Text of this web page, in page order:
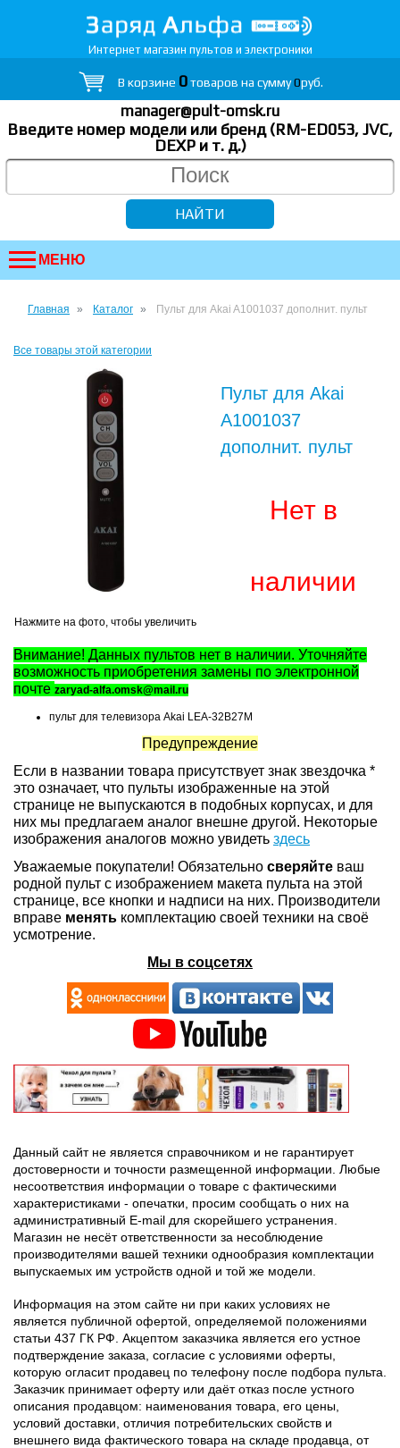
Интернет магазин пультов и электроники
В корзине 0товаров на сумму0руб.
manager@pult-omsk.ru
Введите номер модели или бренд (RM-ED053, JVC,
DEXP и т. д.)
МЕНЮ
Главная Каталог Пульт для Akai A1001037 дополнит. пульт
Все товары этой категории
Нажмите на фото, чтобы увеличить
Пульт для Akai
A1001037
дополнит. пульт
Нет в
наличии
Внимание! Данных пультов нет в наличии. Уточняйте
возможность приобретения замены по электронной
почте zaryad-alfa.omsk@mail.ru
пульт для телевизора Akai LEA-32B27M
Предупреждение
Если в названии товара присутствует знак звездочка *
это означает, что пульты изображенные на этой
странице не выпускаются в подобных корпусах, и для
них мы предлагаем аналог внешне другой. Некоторые
изображения аналогов можно увидеть здесь
Уважаемые покупатели! Обязательно сверяйте ваш
родной пульт с изображением макета пульта на этой
странице, все кнопки и надписи на них. Производители
вправе менять комплектацию своей техники на своё
усмотрение.
Мы в соцсетях
Данный сайт не является справочником и не гарантирует
достоверности и точности размещенной информации. Любые
несоответствия информации о товаре с фактическими
характеристиками - опечатки, просим сообщать о них на
административный E-mail для скорейшего устранения.
Магазин не несёт ответственности за несоблюдение
производителями вашей техники однообразия комплектации
выпускаемых им устройств одной и той же модели.
Информация на этом сайте ни при каких условиях не
является публичной офертой, определяемой положениями
статьи 437 ГК РФ. Акцептом заказчика является его устное
подтверждение заказа, согласие с условиями оферты,
которую огласит продавец по телефону после подбора пульта.
Заказчик принимает оферту или даёт отказ после устного
описания продавцом: наименования товара, его цены,
условий доставки, отличия потребительских свойств и
внешнего вида фактического товара на складе продавца, от